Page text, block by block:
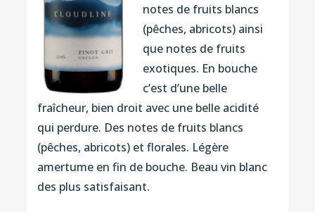
notes de fruits blancs
(pêches, abricots) ainsi
que notes de fruits
exotiques. En bouche
c’est d’une belle
fraîcheur, bien droit avec une belle acidité
qui perdure. Des notes de fruits blancs
(pêches, abricots) et florales. Légère
amertume en fin de bouche. Beau vin blanc
des plus satisfaisant.